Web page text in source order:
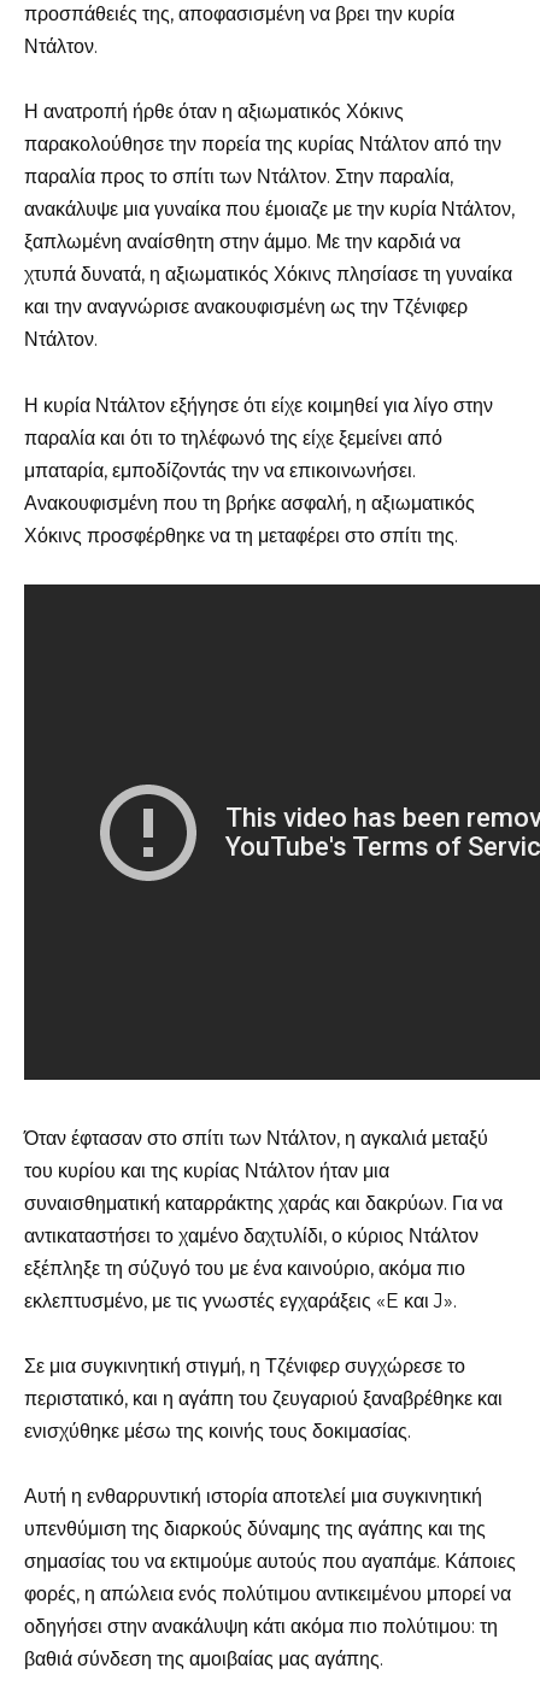
προσπάθειές της, αποφασισμένη να βρει την κυρία
Ντάλτον.
Η ανατροπή ήρθε όταν η αξιωματικός Χόκινς
παρακολούθησε την πορεία της κυρίας Ντάλτον από την
παραλία προς το σπίτι των Ντάλτον. Στην παραλία,
ανακάλυψε μια γυναίκα που έμοιαζε με την κυρία Ντάλτον,
ξαπλωμένη αναίσθητη στην άμμο. Με την καρδιά να
χτυπά δυνατά, η αξιωματικός Χόκινς πλησίασε τη γυναίκα
και την αναγνώρισε ανακουφισμένη ως την Τζένιφερ
Ντάλτον.
Η κυρία Ντάλτον εξήγησε ότι είχε κοιμηθεί για λίγο στην
παραλία και ότι το τηλέφωνό της είχε ξεμείνει από
μπαταρία, εμποδίζοντάς την να επικοινωνήσει.
Ανακουφισμένη που τη βρήκε ασφαλή, η αξιωματικός
Χόκινς προσφέρθηκε να τη μεταφέρει στο σπίτι της.
Όταν έφτασαν στο σπίτι των Ντάλτον, η αγκαλιά μεταξύ
του κυρίου και της κυρίας Ντάλτον ήταν μια
συναισθηματική καταρράκτης χαράς και δακρύων. Για να
αντικαταστήσει το χαμένο δαχτυλίδι, ο κύριος Ντάλτον
εξέπληξε τη σύζυγό του με ένα καινούριο, ακόμα πιο
εκλεπτυσμένο, με τις γνωστές εγχαράξεις «E και J».
Σε μια συγκινητική στιγμή, η Τζένιφερ συγχώρεσε το
περιστατικό, και η αγάπη του ζευγαριού ξαναβρέθηκε και
ενισχύθηκε μέσω της κοινής τους δοκιμασίας.
Αυτή η ενθαρρυντική ιστορία αποτελεί μια συγκινητική
υπενθύμιση της διαρκούς δύναμης της αγάπης και της
σημασίας του να εκτιμούμε αυτούς που αγαπάμε. Κάποιες
φορές, η απώλεια ενός πολύτιμου αντικειμένου μπορεί να
οδηγήσει στην ανακάλυψη κάτι ακόμα πιο πολύτιμου: τη
βαθιά σύνδεση της αμοιβαίας μας αγάπης.